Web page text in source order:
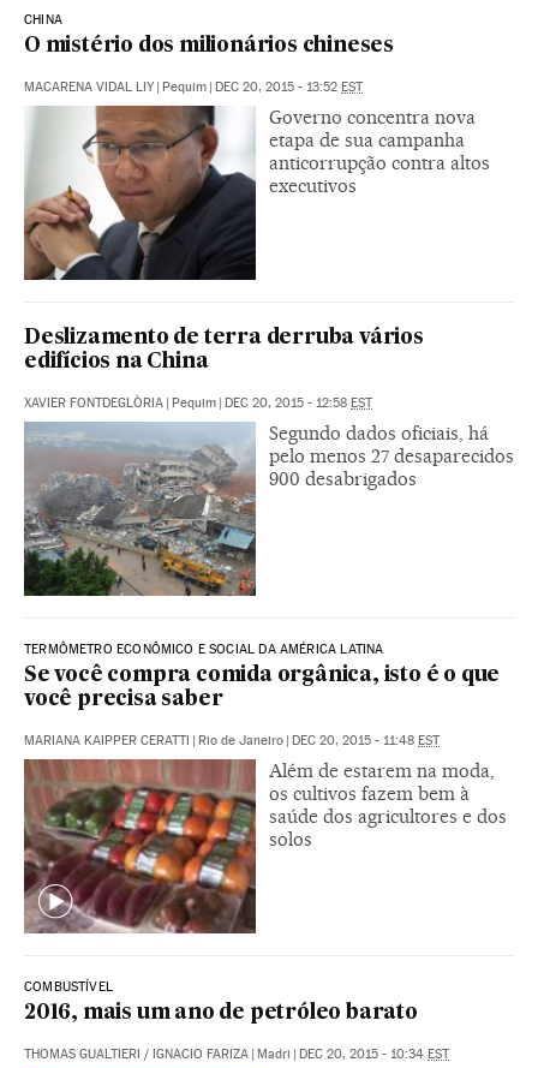
CHINA
O mistério dos milionários chineses
MACARENA VIDAL LIY | Pequim | DEC 20, 2015 - 13:52 EST
Governo concentra nova
etapa de sua campanha
anticorrupção contra altos
executivos
Deslizamento de terra derruba vários
edifícios na China
XAVIER FONTDEGLÒRIA | Pequim | DEC 20, 2015 - 12:58 EST
Segundo dados oficiais, há
pelo menos 27 desaparecidos
900 desabrigados
TERMÔMETRO ECONÔMICO E SOCIAL DA AMÉRICA LATINA
Se você compra comida orgânica, isto é o que
você precisa saber
MARIANA KAIPPER CERATTI | Rio de Janeiro | DEC 20, 2015 - 11:48 EST
Além de estarem na moda,
os cultivos fazem bem à
saúde dos agricultores e dos
solos
COMBUSTÍVEL
2016, mais um ano de petróleo barato
THOMAS GUALTIERI / IGNACIO FARIZA | Madri | DEC 20, 2015 - 10:34 EST